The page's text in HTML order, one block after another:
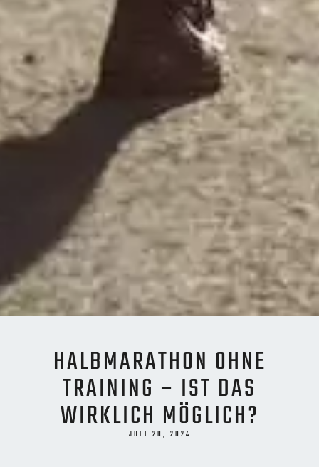
HALBMARATHON OHNE
TRAINING – IST DAS
WIRKLICH MÖGLICH?
JULI 28, 2024